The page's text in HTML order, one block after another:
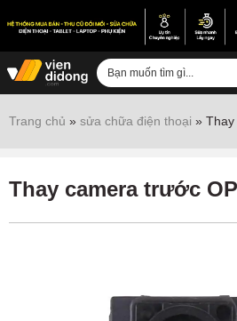
Sửa Android
Trang chủ » sửa chữa điện thoại » Thay
Thay camera trước